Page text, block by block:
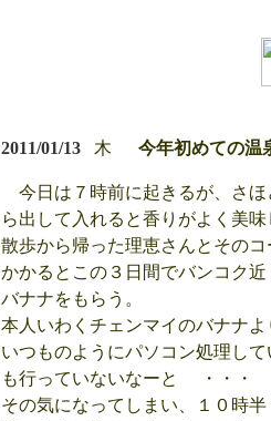
2011/01/13 木 今年初めての温
今日は７時前に起きるが、さほ
ら出して入れると香りがよく美
散歩から帰った理恵さんとその
かかるとこの３日間でバンコク
バナナをもらう。
本人いわくチェンマイのバナナ
いつものようにパソコン処理し
も行っていないなーと ・・・
その気になってしまい、１０時